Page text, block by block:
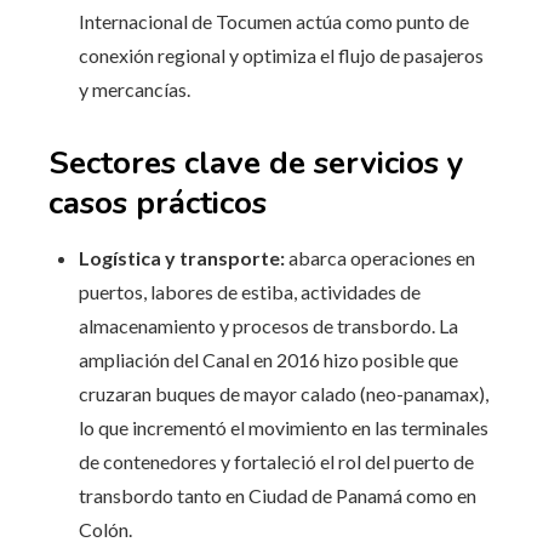
Internacional de Tocumen actúa como punto de
conexión regional y optimiza el flujo de pasajeros
y mercancías.
Sectores clave de servicios y
casos prácticos
Logística y transporte:abarca operaciones en
puertos, labores de estiba, actividades de
almacenamiento y procesos de transbordo. La
ampliación del Canal en 2016 hizo posible que
cruzaran buques de mayor calado (neo-panamax),
lo que incrementó el movimiento en las terminales
de contenedores y fortaleció el rol del puerto de
transbordo tanto en Ciudad de Panamá como en
Colón.